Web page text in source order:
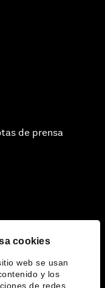
cookies
web se usan
y los
de redes
de prensa